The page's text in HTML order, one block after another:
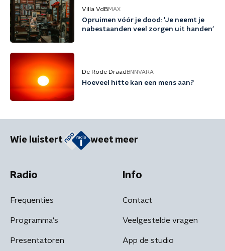
Villa VdBMAX
Opruimen vóór je dood: 'Je neemt je
nabestaanden veel zorgen uit handen'
De Rode Draad BNNVARA
Hoeveel hitte kan een mens aan?
Wie luistert weet meer
Radio
Frequenties
Programma's
Presentatoren
Info
Contact
Veelgestelde vragen
App de studio